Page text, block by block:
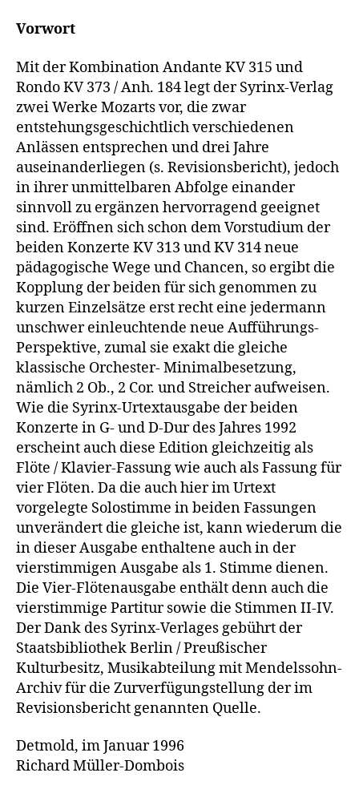
Vorwort
Mit der Kombination Andante KV 315 und
Rondo KV 373 / Anh. 184 legt der Syrinx-Verlag
zwei Werke Mozarts vor, die zwar
entstehungsgeschichtlich verschiedenen
Anlässen entsprechen und drei Jahre
auseinanderliegen (s. Revisionsbericht), jedoch
in ihrer unmittelbaren Abfolge einander
sinnvoll zu ergänzen hervorragend geeignet
sind. Eröffnen sich schon dem Vorstudium der
beiden Konzerte KV 313 und KV 314 neue
pädagogische Wege und Chancen, so ergibt die
Kopplung der beiden für sich genommen zu
kurzen Einzelsätze erst recht eine jedermann
unschwer einleuchtende neue Aufführungs-
Perspektive, zumal sie exakt die gleiche
klassische Orchester- Minimalbesetzung,
nämlich 2 Ob., 2 Cor. und Streicher aufweisen.
Wie die Syrinx-Urtextausgabe der beiden
Konzerte in G- und D-Dur des Jahres 1992
erscheint auch diese Edition gleichzeitig als
Flöte / Klavier-Fassung wie auch als Fassung für
vier Flöten. Da die auch hier im Urtext
vorgelegte Solostimme in beiden Fassungen
unverändert die gleiche ist, kann wiederum die
in dieser Ausgabe enthaltene auch in der
vierstimmigen Ausgabe als 1. Stimme dienen.
Die Vier-Flötenausgabe enthält denn auch die
vierstimmige Partitur sowie die Stimmen II-IV.
Der Dank des Syrinx-Verlages gebührt der
Staatsbibliothek Berlin / Preußischer
Kulturbesitz, Musikabteilung mit Mendelssohn-
Archiv für die Zurverfügungstellung der im
Revisionsbericht genannten Quelle.
Detmold, im Januar 1996
Richard Müller-Dombois